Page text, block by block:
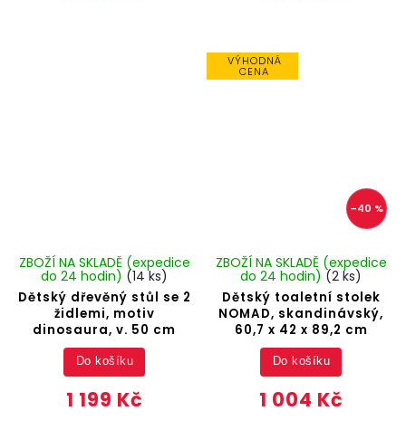
Dětský dřevěný stůl se 2
židlemi, motiv
dinosaura, v. 50 cm
ZBOŽÍ NA SKLADĚ (expedice
do 24 hodin) (14 ks)
1 199 Kč
Do košíku
VÝHODNÁ
CENA
–40 %
Dětský toaletní stolek
NOMAD, skandinávský,
60,7 x 42 x 89,2 cm
ZBOŽÍ NA SKLADĚ (expedice
do 24 hodin) (2 ks)
1 004 Kč
Do košíku